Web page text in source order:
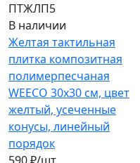
ПТЖЛП5
В наличии
Желтая тактильная
плитка композитная
полимерпесчаная
WEECO 30х30 см, цвет
желтый, усеченные
конусы, линейный
порядок